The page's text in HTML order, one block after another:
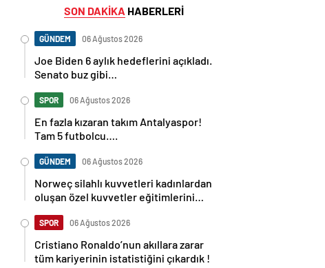
SON DAKİKA HABERLERİ
GÜNDEM 06 Ağustos 2026
Joe Biden 6 aylık hedeflerini açıkladı.
Senato buz gibi…
SPOR 06 Ağustos 2026
En fazla kızaran takım Antalyaspor!
Tam 5 futbolcu….
GÜNDEM 06 Ağustos 2026
Norweç silahlı kuvvetleri kadınlardan
oluşan özel kuvvetler eğitimlerini
SPOR 06 Ağustos 2026
Cristiano Ronaldo’nun akıllara zarar
tüm kariyerinin istatistiğini çıkardık !